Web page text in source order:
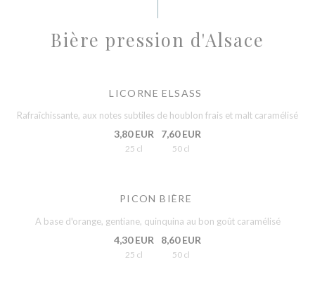
Bière pression d'Alsace
LICORNE ELSASS
Rafraîchissante, aux notes subtiles de houblon frais et malt caramélisé
3,80 EUR
25 cl
7,60 EUR
50 cl
PICON BIÈRE
A base d'orange, gentiane, quinquina au bon goût caramélisé
4,30 EUR
25 cl
8,60 EUR
50 cl